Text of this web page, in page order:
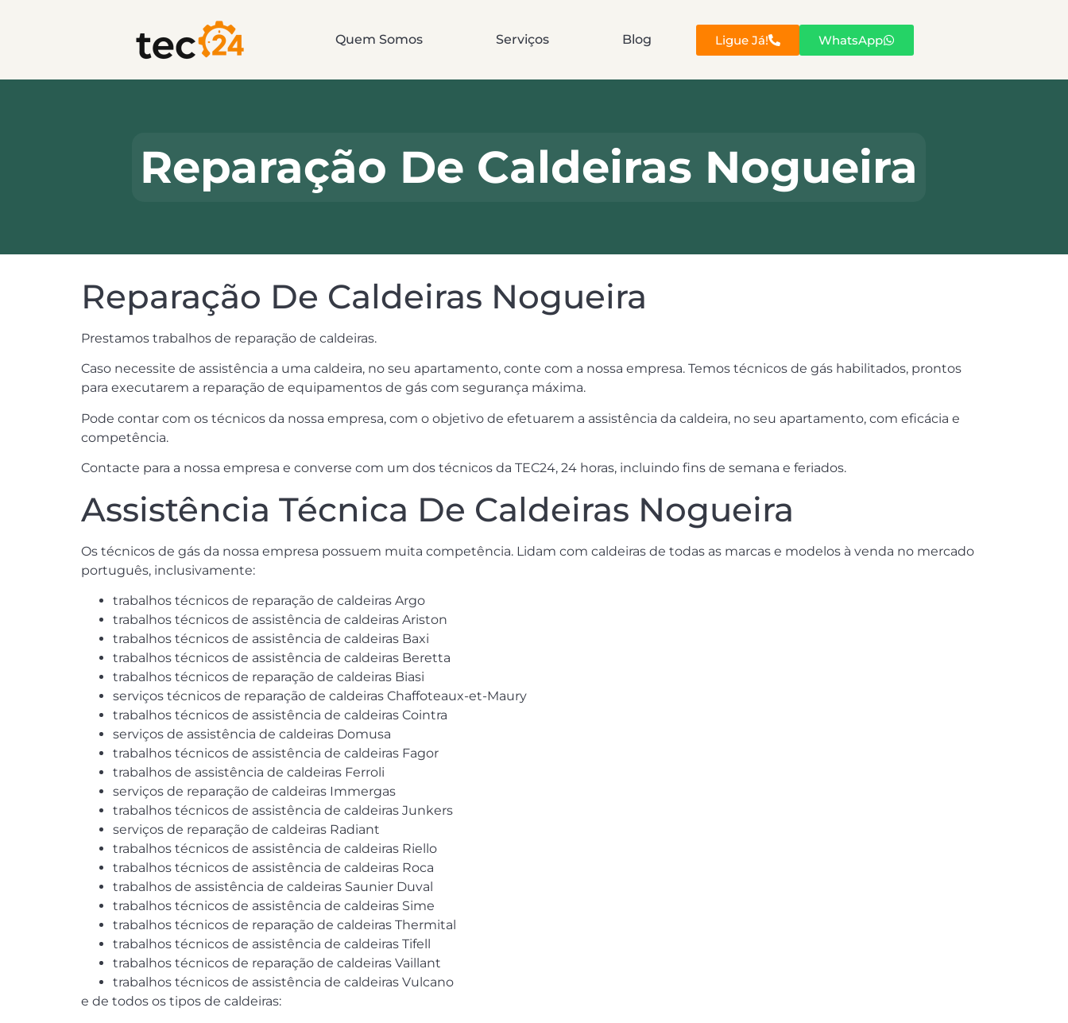
Quem Somos Serviços Blog Ligue Já! WhatsApp
Reparação De Caldeiras Nogueira
Reparação De Caldeiras Nogueira
Prestamos trabalhos de reparação de caldeiras.
Caso necessite de assistência a uma caldeira, no seu apartamento, conte com a nossa empresa. Temos técnicos de gás habilitados, prontos
para executarem a reparação de equipamentos de gás com segurança máxima.
Pode contar com os técnicos da nossa empresa, com o objetivo de efetuarem a assistência da caldeira, no seu apartamento, com eficácia e
competência.
Contacte para a nossa empresa e converse com um dos técnicos da TEC24, 24 horas, incluindo fins de semana e feriados.
Assistência Técnica De Caldeiras Nogueira
Os técnicos de gás da nossa empresa possuem muita competência. Lidam com caldeiras de todas as marcas e modelos à venda no mercado
português, inclusivamente:
trabalhos técnicos de reparação de caldeiras Argo
trabalhos técnicos de assistência de caldeiras Ariston
trabalhos técnicos de assistência de caldeiras Baxi
trabalhos técnicos de assistência de caldeiras Beretta
trabalhos técnicos de reparação de caldeiras Biasi
serviços técnicos de reparação de caldeiras Chaffoteaux-et-Maury
trabalhos técnicos de assistência de caldeiras Cointra
serviços de assistência de caldeiras Domusa
trabalhos técnicos de assistência de caldeiras Fagor
trabalhos de assistência de caldeiras Ferroli
serviços de reparação de caldeiras Immergas
trabalhos técnicos de assistência de caldeiras Junkers
serviços de reparação de caldeiras Radiant
trabalhos técnicos de assistência de caldeiras Riello
trabalhos técnicos de assistência de caldeiras Roca
trabalhos de assistência de caldeiras Saunier Duval
trabalhos técnicos de assistência de caldeiras Sime
trabalhos técnicos de reparação de caldeiras Thermital
trabalhos técnicos de assistência de caldeiras Tifell
trabalhos técnicos de reparação de caldeiras Vaillant
trabalhos técnicos de assistência de caldeiras Vulcano
e de todos os tipos de caldeiras: